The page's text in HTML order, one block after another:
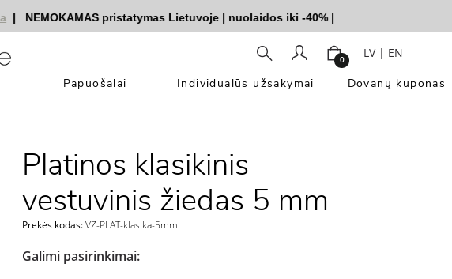
NEMOKAMAS pristatymas Lietuvoje|nuolaidos iki -40%|
0 LV| EN
Papuošalai Individualūs užsakymai Dovanų kuponas
Platinos klasikinis
vestuvinis žiedas 5 mm
Prekės kodas:VZ-PLAT-klasika-5mm
Galimi pasirinkimai: